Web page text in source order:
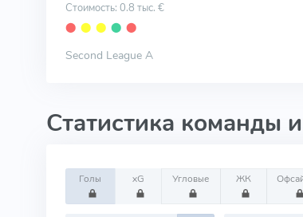
Стоимость: 0.8 тыс. €
⬤ ⬤ ⬤ ⬤ ⬤
Second League A
Статистика команды
Голы xG Угловые ЖК